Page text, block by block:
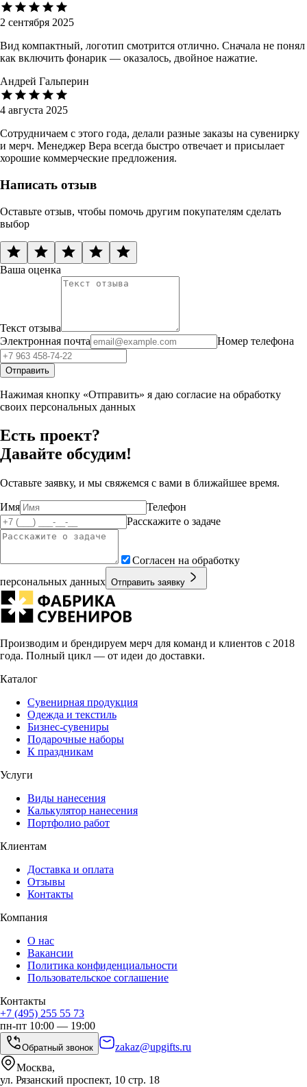
2 сентября 2025
Вид компактный, логотип смотрится отлично. Сначала не понял
как включить фонарик — оказалось, двойное нажатие.
Андрей Гальперин
4 августа 2025
Сотрудничаем с этого года, делали разные заказы на сувенирку
и мерч. Менеджер Вера всегда быстро отвечает и присылает
хорошие коммерческие предложения.
Написать отзыв
Оставьте отзыв, чтобы помочь другим покупателям сделать
выбор
Ваша оценка
Текст отзыва
Электронная почта
Номер телефона
Отправить
Нажимая кнопку «Отправить» я даю согласие на обработку
своих персональных данных
Есть проект?
Давайте обсудим!
Оставьте заявку, и мы свяжемся с вами в ближайшее время.
Имя
Телефон
Расскажите о задаче
Согласен на обработку
персональных данных Отправить заявку
Производим и брендируем мерч для команд и клиентов с 2018
года. Полный цикл — от идеи до доставки.
Каталог
Сувенирная продукция
Одежда и текстиль
Бизнес-сувениры
Подарочные наборы
К праздникам
Услуги
Виды нанесения
Калькулятор нанесения
Портфолио работ
Клиентам
Доставка и оплата
Отзывы
Контакты
Компания
О нас
Вакансии
Политика конфиденциальности
Пользовательское соглашение
Контакты
+7 (495) 255 55 73
пн-пт 10:00 — 19:00
Обратный звонок
zakaz@upgifts.ru
Москва,
ул. Рязанский проспект, 10 стр. 18